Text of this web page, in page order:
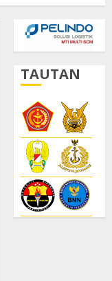
TAUTAN